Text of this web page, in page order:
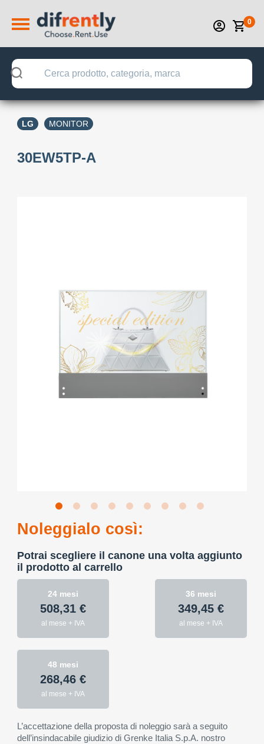
0
LG MONITOR
30EW5TP-A
Noleggialo così:
Potrai scegliere il canone una volta aggiunto
il prodotto al carrello
24 mesi
508,31 €
al mese + IVA
36 mesi
349,45 €
al mese + IVA
48 mesi
268,46 €
al mese + IVA
L’accettazione della proposta di noleggio sarà a seguito
dell’insindacabile giudizio di Grenke Italia S.p.A. nostro